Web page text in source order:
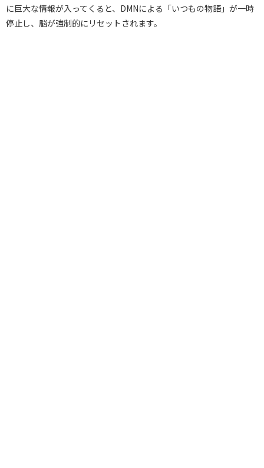
に巨大な情報が入ってくると、DMNによる「いつもの物語」が一時
停止し、脳が強制的にリセットされます。